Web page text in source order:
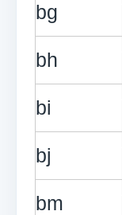
bg
bh
bi
bj
bm